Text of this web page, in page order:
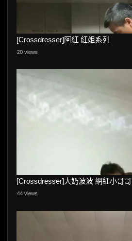
[Crossdresser]阿紅 紅姐系列
20 views
[Crossdresser]大奶波波 網紅小哥哥
44 views